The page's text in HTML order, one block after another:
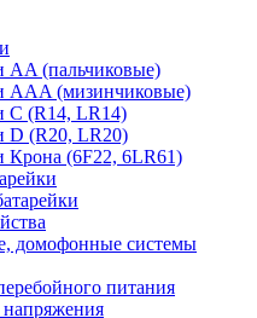
AA (пальчиковые)
AAA (мизинчиковые)
C (R14, LR14)
D (R20, LR20)
Крона (6F22, 6LR61)
домофонные системы
питания